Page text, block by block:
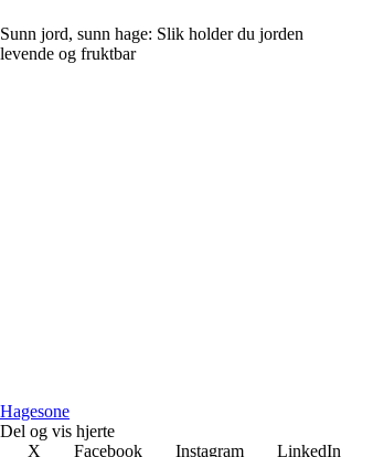
Sunn jord, sunn hage: Slik holder du jorden
levende og fruktbar
Hagesone
Del og vis hjerte
X
Facebook Instagram LinkedIn